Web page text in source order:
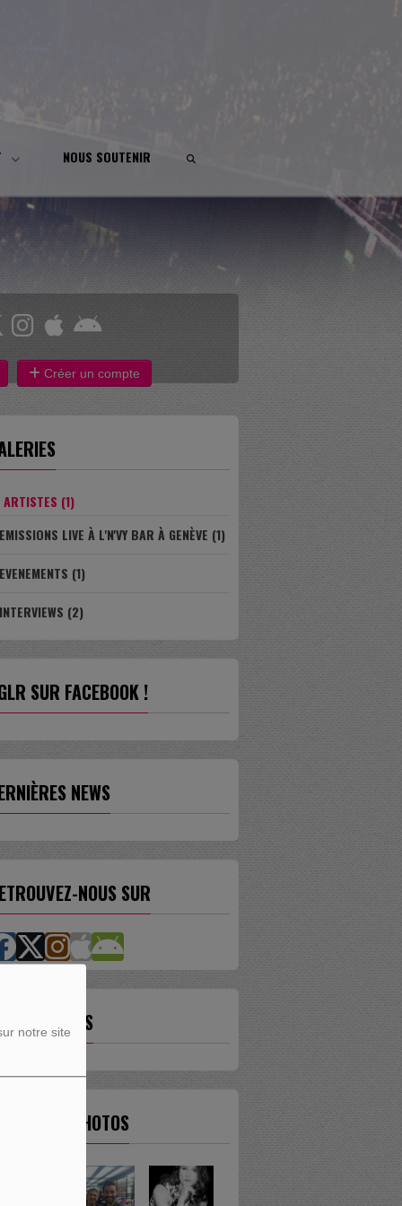
notre site
NOUS SOUTENIR
Créer un compte
ARTISTES (1)
EMISSIONS LIVE À L'N'VY BAR À GENÈVE (1)
EVENEMENTS (1)
INTERVIEWS (2)
SUR FACEBOOK !
NEWS
NOUS SUR
LES ÉMISSIONS
DERNIÈRES PHOTOS